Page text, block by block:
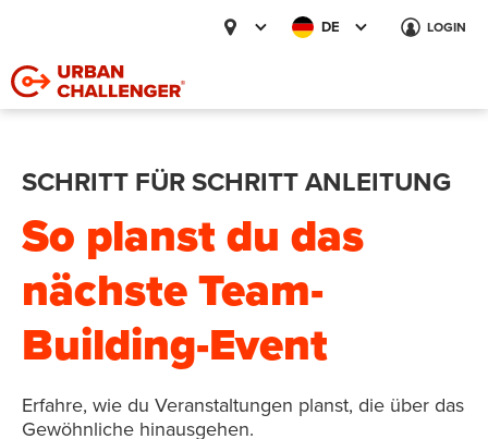
DE LOGIN
SCHRITT FÜR SCHRITT ANLEITUNG
So planst du das
nächste Team-
Building-Event
Erfahre, wie du Veranstaltungen planst, die über das
Gewöhnliche hinausgehen.